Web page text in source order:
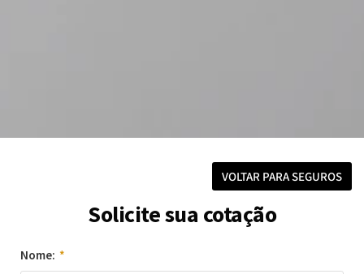
VOLTAR PARA SEGUROS
Solicite sua cotação
Nome: